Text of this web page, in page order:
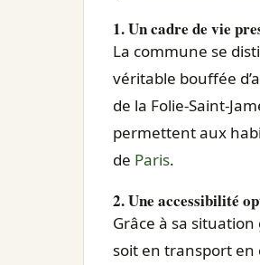
1. Un cadre de vie
La commune se
véritable bouffée
de la Folie-Saint-
permettent aux
de Paris.
2. Une accessibilité
Grâce à sa
soit en transport